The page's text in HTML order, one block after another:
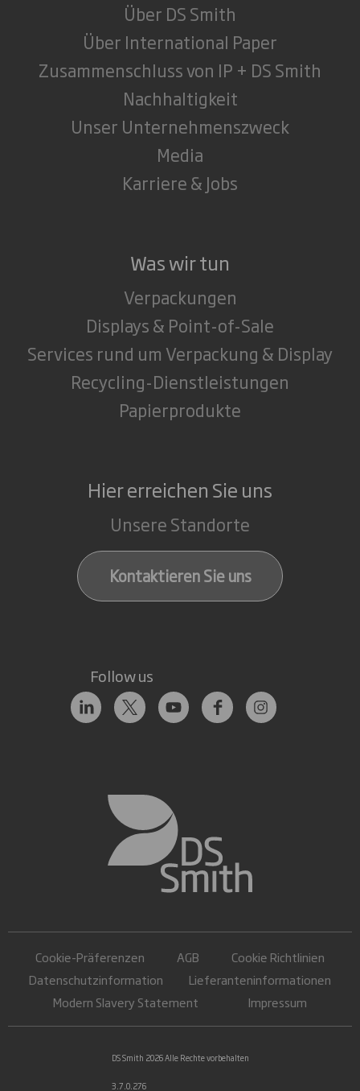
Über DS Smith
Über International Paper
Zusammenschluss von IP + DS Smith
Nachhaltigkeit
Unser Unternehmenszweck
Media
Karriere & Jobs
Was wir tun
Verpackungen
Displays & Point-of-Sale
Services rund um Verpackung & Display
Recycling-Dienstleistungen
Papierprodukte
Hier erreichen Sie uns
Unsere Standorte
Kontaktieren Sie uns
Follow us
Cookie-Präferenzen AGB
Cookie Richtlinien
Datenschutzinformation
Lieferanteninformationen
Modern Slavery Statement
Impressum
DS Smith 2026 Alle Rechte vorbehalten
3.7.0.276